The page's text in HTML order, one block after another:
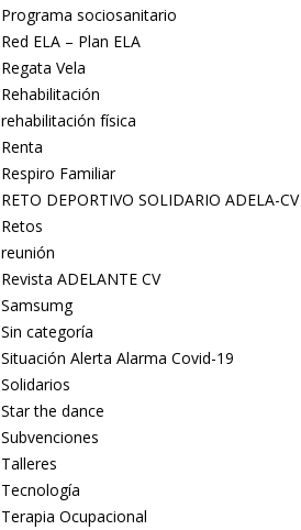
Programa sociosanitario
Red ELA – Plan ELA
Regata Vela
Rehabilitación
rehabilitación física
Renta
Respiro Familiar
RETO DEPORTIVO SOLIDARIO ADELA-CV
Retos
reunión
Revista ADELANTE CV
Samsumg
Sin categoría
Situación Alerta Alarma Covid-19
Solidarios
Star the dance
Subvenciones
Talleres
Tecnología
Terapia Ocupacional